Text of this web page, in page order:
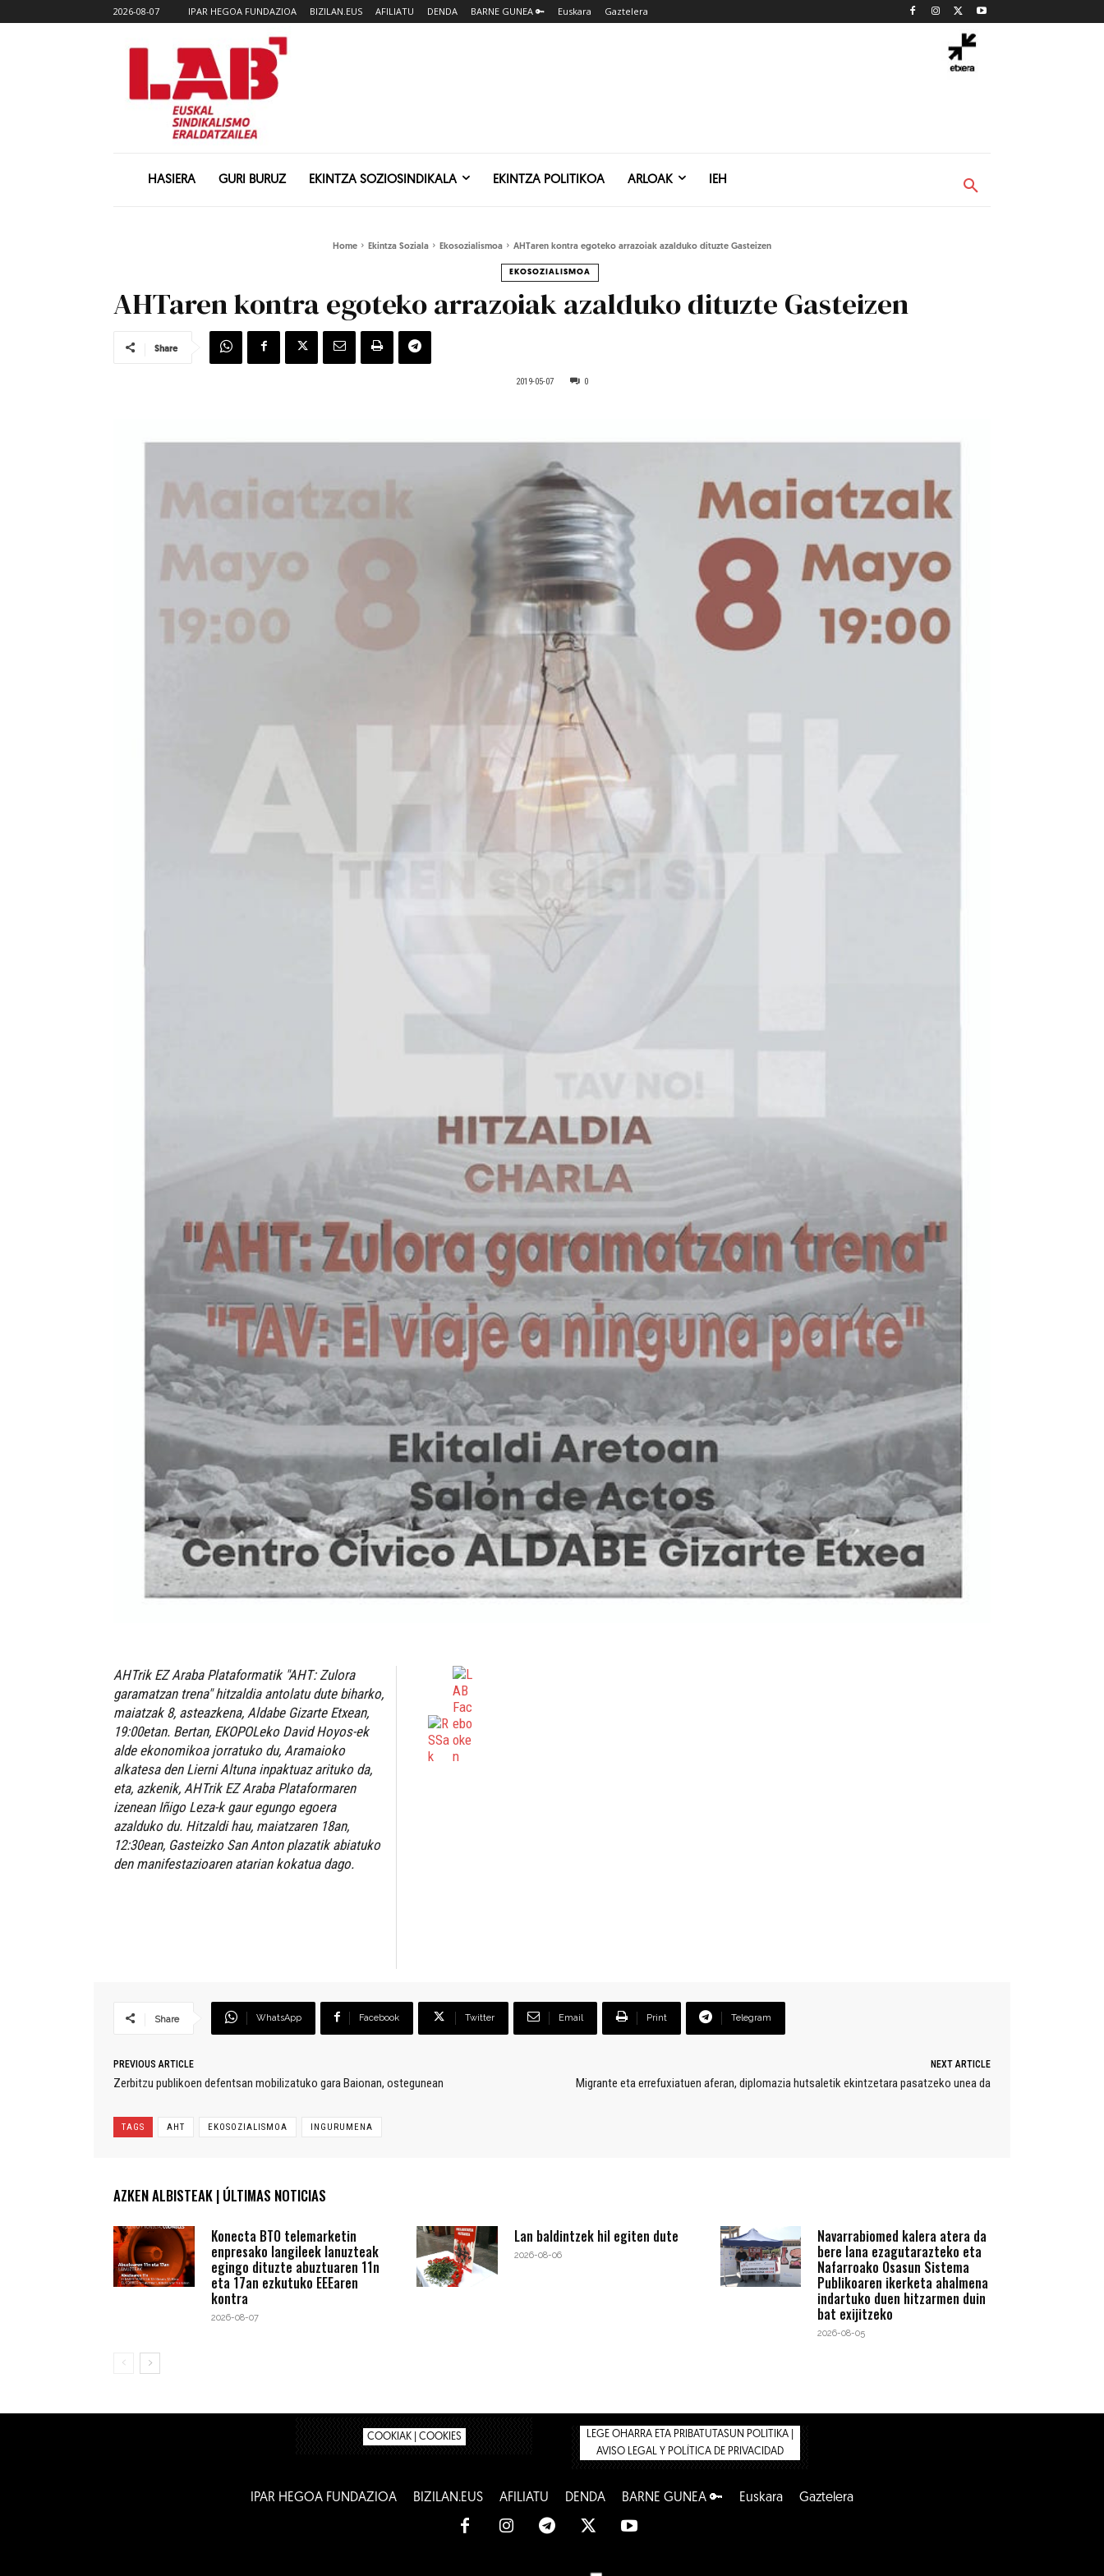
2026-08-07 IPAR HEGOA FUNDAZIOA BIZILAN.EUS AFILIATU DENDA BARNE GUNEA 🔑 Euskara Gaztelera
HASIERA GURI BURUZ EKINTZA SOZIOSINDIKALA EKINTZA POLITIKOA ARLOAK IEH
Home Ekintza Soziala Ekosozialismoa AHTaren kontra egoteko arrazoiak azalduko dituzte Gasteizen
EKOSOZIALISMOA
AHTaren kontra egoteko arrazoiak azalduko dituzte Gasteizen
Share
2019-05-07 0
AHTrik EZ Araba Plataformatik "AHT: Zulora
garamatzan trena" hitzaldia antolatu dute biharko,
maiatzak 8, asteazkena, Aldabe Gizarte Etxean,
19:00etan. Bertan, EKOPOLeko David Hoyos-ek
alde ekonomikoa jorratuko du, Aramaioko
alkatesa den Lierni Altuna inpaktuaz arituko da,
eta, azkenik, AHTrik EZ Araba Plataformaren
izenean Iñigo Leza-k gaur egungo egoera
azalduko du. Hitzaldi hau, maiatzaren 18an,
12:30ean, Gasteizko San Anton plazatik abiatuko
den manifestazioaren atarian kokatua dago.
Share WhatsApp Facebook Twitter Email Print Telegram
PREVIOUS ARTICLE
Zerbitzu publikoen defentsan mobilizatuko gara Baionan, ostegunean
NEXT ARTICLE
Migrante eta errefuxiatuen aferan, diplomazia hutsaletik ekintzetara pasatzeko unea da
TAGS AHT EKOSOZIALISMOA INGURUMENA
AZKEN ALBISTEAK | ÚLTIMAS NOTICIAS
Konecta BTO telemarketin
enpresako langileek lanuzteak
egingo dituzte abuztuaren 11n
eta 17an ezkutuko EEEaren
kontra
2026-08-07
Lan baldintzek hil egiten dute
2026-08-06
Navarrabiomed kalera atera da
bere lana ezagutarazteko eta
Nafarroako Osasun Sistema
Publikoaren ikerketa ahalmena
indartuko duen hitzarmen duin
bat exijitzeko
2026-08-05
COOKIAK | COOKIES
LEGE OHARRA ETA PRIBATUTASUN POLITIKA |
AVISO LEGAL Y POLÍTICA DE PRIVACIDAD
IPAR HEGOA FUNDAZIOA BIZILAN.EUS AFILIATU DENDA BARNE GUNEA 🔑 Euskara Gaztelera